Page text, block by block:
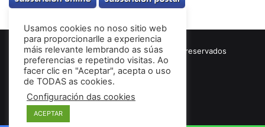
© Copyright 2026, Todos los derechos reservados
Términos & Condiciones
Usamos cookies no noso sitio web
para proporcionarlle a experiencia
máis relevante lembrando as súas
preferencias e repetindo visitas. Ao
facer clic en "Aceptar", acepta o uso
de TODAS as cookies.
Configuración das cookies
ACEPTAR